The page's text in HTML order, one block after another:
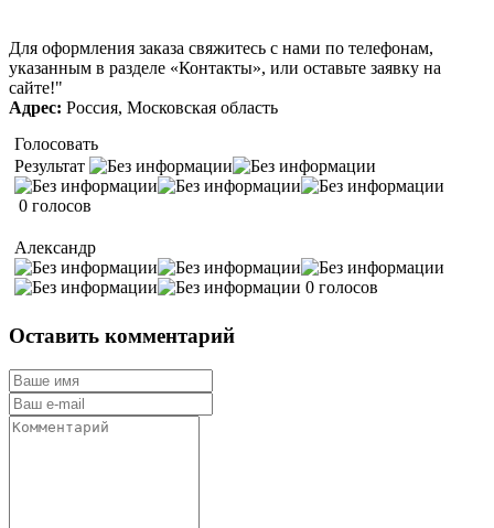
Для оформления заказа свяжитесь с нами по телефонам,
указанным в разделе «Контакты», или оставьте заявку на
сайте!"
Адрес: Россия, Московская область
Голосовать
Результат
0 голосов
Александр
0 голосов
Оставить комментарий